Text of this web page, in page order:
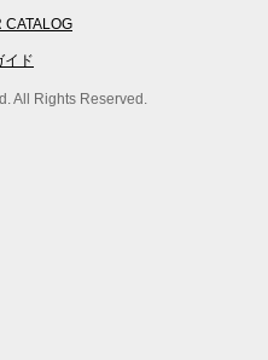
CATALOG
イド
All Rights Reserved.